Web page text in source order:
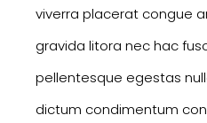
viverra placerat congue
gravida litora nec hac
pellentesque egestas
dictum condimentum